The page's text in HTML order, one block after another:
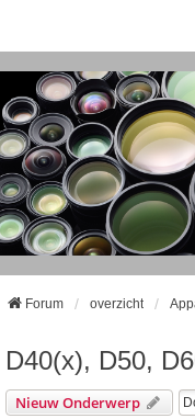
Forum overzicht
D40(x), D50,
Nieuw Onderwerp